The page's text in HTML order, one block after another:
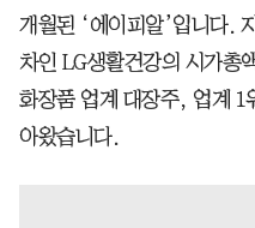
개월된 ‘에이피알’입니다.
차인 LG생활건강의 시가총
화장품 업계 대장주, 업계 1
아왔습니다.